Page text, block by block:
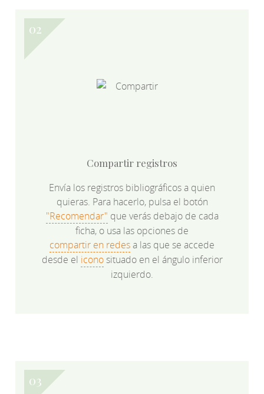
Compartir registros
Envía los registros bibliográficos a quien
quieras. Para hacerlo, pulsa el botón
"Recomendar" que verás debajo de cada
ficha, o usa las opciones de
compartir en redesa las que se accede
desde el iconosituado en el ángulo inferior
izquierdo.